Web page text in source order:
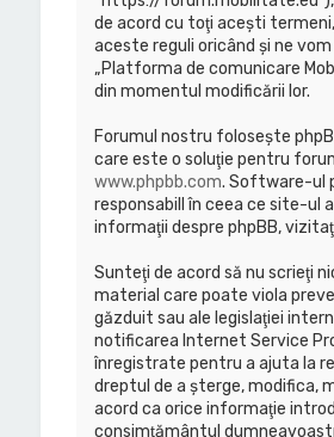
de acord cu toţi aceşti
aceste reguli oricând şi ne
„Platforma de comunicare
din momentul modificării lor.
Forumul nostru foloseşte
care este o soluţie pentru
www.phpbb.com. Software-ul
responsabill în ceea ce site-ul
informaţii despre phpBB,
Sunteţi de acord să nu scrieţi
material care poate viola
găzduit sau ale legislaţiei
notificarea Internet Service
înregistrate pentru a ajuta la
dreptul de a şterge, modifica,
acord ca orice informaţie
consimţământul